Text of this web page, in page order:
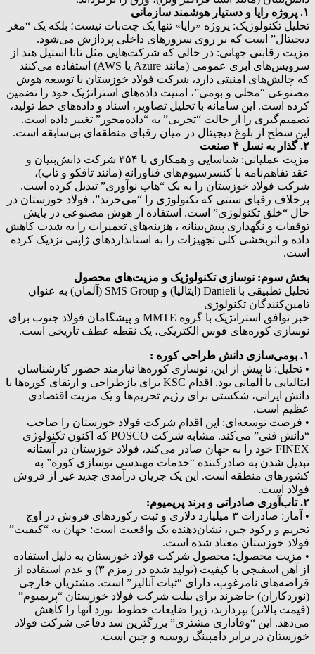
۱. پروژه رایا و دستیار هوشمند سازمانی
تحلیل تکنولوژیک: پروژه «رایا» تنها یک چت‌بات نیست؛ بلکه یک “مغز
دیجیتال” است که بر روی سرورهای داخلی پردازش می‌شود.
مزیت رقابتی جهانی: در حالی که شرکت‌هایی مثل تاتا استیل هند از
سرویس‌های ابری عمومی (مانند Azure یا AWS) استفاده می‌کنند
که چالش‌های امنیتی دارد، شرکت فولاد خوزستان با توسعه هوش
مصنوعی “محلی و بومی”، امنیت داده‌های استراتژیک خود را تضمین
کرده است. این سامانه با تحلیل تصاویر، اسناد و داده‌های خط تولید،
تصمیم‌گیری را از حالت “تجربی” به “داده‌محور” تغییر داده است.
این سطح از بلوغ دیجیتال در میان رقبای منطقه‌ای بی‌سابقه است.
۲. گذار به نسل ۴ صنعت
مزیت عملیاتی: شناسایی و همکاری با ۳۵۴ شرکت دانش‌بنیان و
عقد تفاهم‌نامه با کنسرسیوم‌های فناورانه (مانند تافکو و تاپ)،
شرکت فولاد خوزستان را به یک “هاب نوآوری” تبدیل کرده است.
برخلاف رقبای سنتی که تکنولوژی را “می‌خرند”، فولاد خوزستان در
حال “خلق تکنولوژی” است. استفاده از هوش مصنوعی در پایش
توقفات و نگهداری پیش‌بینانه ، هزینه‌های تعمیرات را به شدت کاهش
داده و اثربخشی کلی تجهیزات را به استانداردهای ژاپنی نزدیک کرده
است.
بخش سوم: نوسازی تکنولوژیک و مزیت‌های محصول
تحلیل تطبیقی با Danieli (ایتالیا) و SMS Group (آلمان) به عنوان
تامین‌کنندگان تکنولوژی
خبر توافق استراتژیک با گروه MMTE و پیشگامان فولاد جنوب برای
نوسازی کوره‌های قوس الکتریکی، یک نقطه عطف تاریخی است.
۱. بومی‌سازی دانش طراحی کوره :
• تحلیل: تا پیش از این، نوسازی کوره‌ها نیازمند حضور کارشناسان
ایتالیایی یا آلمانی بود. اقدام KSC برای بازطراحی و ارتقای کوره‌ها با
دانش ایرانی، شکستی برای رژیم تحریم‌ها و یک مزیت اقتصادی
عظیم است.
• فرصت توسعه‌ای: این اقدام شرکت فولاد خوزستان را صاحب
“دانش فنی” می‌کند. مشابه شرکت POSCO که اکنون تکنولوژی
FINEX خود را به جهان صادر می‌کند، فولاد خوزستان در آستانه
تبدیل شدن به صادرکننده “خدمات مهندسی نوسازی کوره” به
کشورهای منطقه است. این یک جریان درآمدی جدید غیر از فروش
فولاد است.
۲. تاب‌آوری صادراتی و برند پریمیوم:
• آمار: صادرات ۳ میلیارد دلاری و ثبت رکوردهای فروش در اوج
تحریم و رکود چین، نشان‌دهنده یک واقعیت است: جهان به “کیفیت”
فولاد خوزستان معتاد شده است.
• مزیت محصول: محصول شرکت فولاد خوزستان به دلیل استفاده
از آهن اسفنجی با کیفیت (تولید شده در زمزم ۳) و عدم استفاده از
قراضه‌های نامرغوب، دارای “ثبات آنالیز” است. مشتریان خارجی
(نوردکاران) حاضرند برای بیلت شرکت فولاد خوزستان “پریمیوم”
(قیمت بالاتر) بپردازند، زیرا ضایعات خطوط نورد آنها را کاهش
می‌دهد. این “وفاداری مشتری” بزرگترین سد دفاعی شرکت فولاد
خوزستان در برابر دامپینگ روسیه و چین است.